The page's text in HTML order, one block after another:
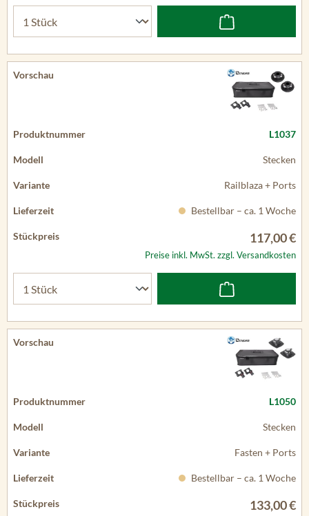
L1037
Stecken
Railblaza + Ports
Bestellbar – ca. 1 Woche
117,00 €
Preise inkl. MwSt. zzgl. Versandkosten
L1050
Stecken
Fasten + Ports
Bestellbar – ca. 1 Woche
133,00 €